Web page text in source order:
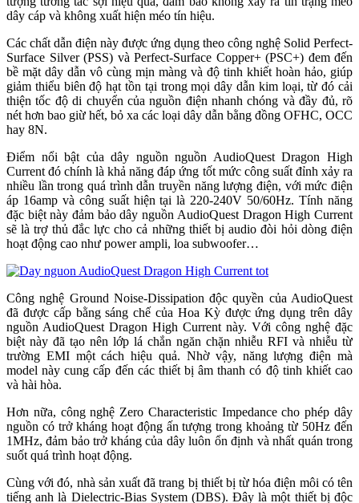
dây cáp và không xuất hiện méo tín hiệu.
Các chất dẫn điện này được ứng dụng theo công nghệ Solid Perfect-
Surface Silver (PSS) và Perfect-Surface Copper+ (PSC+) đem đến
bề mặt dây dẫn vô cùng mịn màng và độ tinh khiết hoàn hảo, giúp
giảm thiểu biên độ hạt tồn tại trong mọi dây dẫn kim loại, từ đó cải
thiện tốc độ di chuyển của nguồn điện nhanh chóng và đầy đủ, rõ
nét hơn bao giừ hết, bỏ xa các loại dây dẫn bằng đồng OFHC, OCC
hay 8N.
Điểm nổi bật của dây nguồn nguồn AudioQuest Dragon High
Current đó chính là khả năng đáp ứng tốt mức công suất đỉnh xảy ra
nhiều lần trong quá trình dẫn truyền năng lượng điện, với mức điện
áp 16amp và công suất hiện tại là 220-240V 50/60Hz. Tính năng
đặc biệt này đảm bảo dây nguồn AudioQuest Dragon High Current
sẽ là trợ thủ đắc lực cho cả những thiết bị audio đòi hỏi dòng điện
hoạt động cao như power ampli, loa subwoofer…
Công nghệ Ground Noise-Dissipation độc quyền của AudioQuest
đã được cấp bằng sáng chế của Hoa Kỳ được ứng dụng trên dây
nguồn AudioQuest Dragon High Current này. Với công nghệ đặc
biệt này đã tạo nên lớp lá chắn ngăn chặn nhiễu RFI và nhiễu từ
trường EMI một cách hiệu quả. Nhờ vậy, năng lượng điện mà
model này cung cấp đến các thiết bị âm thanh có độ tinh khiết cao
và hài hòa.
Hơn nữa, công nghệ Zero Characteristic Impedance cho phép dây
nguồn có trở kháng hoạt động ấn tượng trong khoảng từ 50Hz đến
1MHz, đảm bảo trở kháng của dây luôn ổn định và nhất quán trong
suốt quá trình hoạt động.
Cùng với đó, nhà sản xuất đã trang bị thiết bị từ hóa điện môi có tên
tiếng anh là Dielectric-Bias System (DBS). Đây là một thiết bị độc